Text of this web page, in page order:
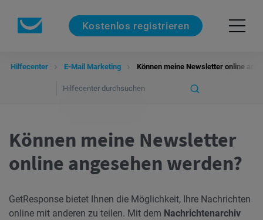
Kostenlos registrieren
Hilfecenter E-Mail Marketing Können meine Newsletter online
Können meine Newsletter
online angesehen werden?
GetResponse bietet Ihnen die Möglichkeit, Ihre Nachrichten
online mit anderen zu teilen. Mit dem Nachrichtenarchiv